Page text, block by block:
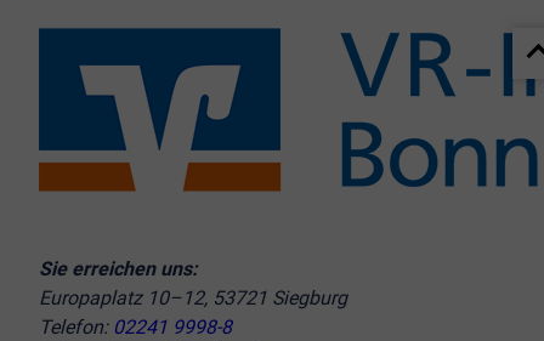
Sie erreichen uns:
Europaplatz 10–12, 53721 Siegburg
Telefon: 02241 9998-8